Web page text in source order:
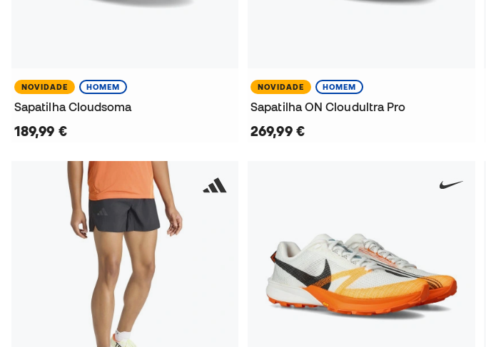
NOVIDADE HOMEM
Sapatilha Cloudsoma
189,99 €
NOVIDADE HOMEM
Sapatilha ON Cloudultra Pro
269,99 €